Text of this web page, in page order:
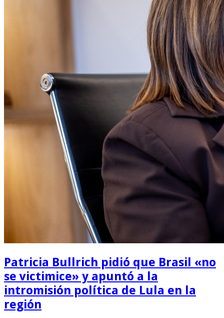
Patricia Bullrich pidió que Brasil «no
se victimice» y apuntó a la
intromisión política de Lula en la
región